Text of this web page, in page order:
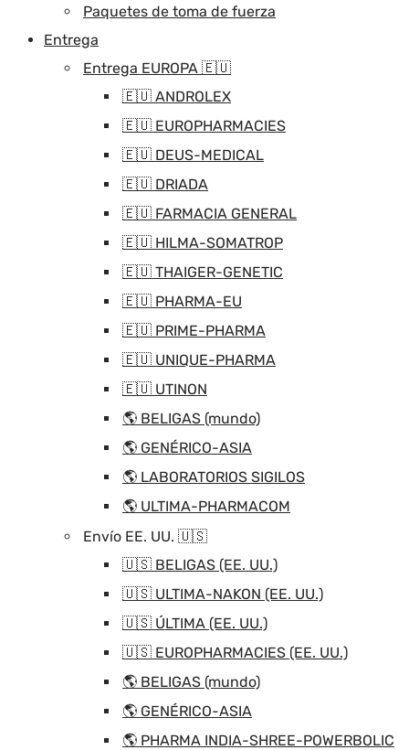
Paquetes de toma de fuerza
Entrega
Entrega EUROPA 🇪🇺
🇪🇺 ANDROLEX
🇪🇺 EUROPHARMACIES
🇪🇺 DEUS-MEDICAL
🇪🇺 DRIADA
🇪🇺 FARMACIA GENERAL
🇪🇺 HILMA-SOMATROP
🇪🇺 THAIGER-GENETIC
🇪🇺 PHARMA-EU
🇪🇺 PRIME-PHARMA
🇪🇺 UNIQUE-PHARMA
🇪🇺 UTINON
🌎 BELIGAS (mundo)
🌎 GENÉRICO-ASIA
🌎 LABORATORIOS SIGILOS
🌎 ULTIMA-PHARMACOM
Envío EE. UU. 🇺🇸
🇺🇸 BELIGAS (EE. UU.)
🇺🇸 ULTIMA-NAKON (EE. UU.)
🇺🇸 ÚLTIMA (EE. UU.)
🇺🇸 EUROPHARMACIES (EE. UU.)
🌎 BELIGAS (mundo)
🌎 GENÉRICO-ASIA
🌎 PHARMA INDIA-SHREE-POWERBOLIC